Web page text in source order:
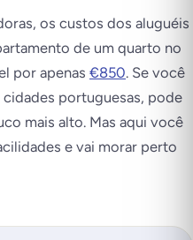
os custos dos aluguéis
de um quarto no
por apenas €850. Se você
portuguesas, pode
mais alto. Mas aqui você
e vai morar perto